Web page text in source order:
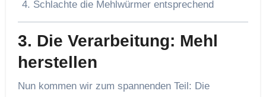
Schlachte die Mehlwürmer entsprechend
3. Die Verarbeitung: Mehl
herstellen
Nun kommen wir zum spannenden Teil: Die